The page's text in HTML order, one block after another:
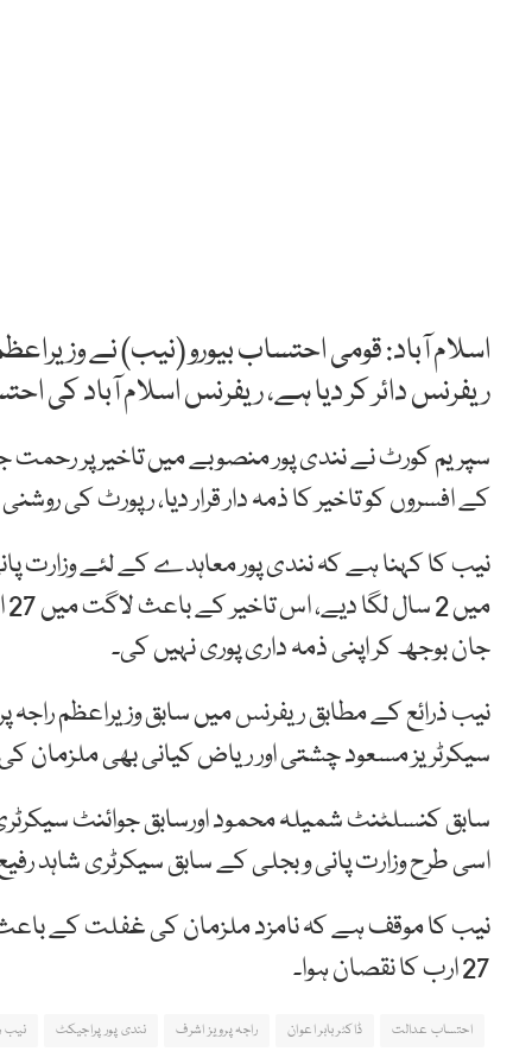
اسلام آباد: قومی احتساب بیورو (نیب) نے
ریفرنس دائر کر دیا ہے، ریفرنس اسلام آباد کی
سپریم کورٹ نے نندی پور منصوبے میں تاخیر پر
کے افسروں کو تاخیر کا ذمہ دار قرار دیا، رپورٹ کی
نیب کا کہنا ہے کہ نندی پور معاہدے کے لئے وزارت
جان بوجھ کر اپنی ذمہ داری پوری نہیں کی۔
نیب ذرائع کے مطابق ریفرنس میں سابق وزیراعظم راجہ
سیکرٹریز مسعود چشتی اور ریاض کیانی بھی ملزمان
سابق کنسلٹنٹ شمیلہ محمود اورسابق جوائنٹ
اسی طرح وزارت پانی و بجلی کے سابق سیکرٹری شاہد
نیب کا موقف ہے کہ نامزد ملزمان کی غفلت کے
27 ارب کا نقصان ہوا۔
احتساب عدالت ڈاکٹر بابر اعوان راجہ پرویز اشرف نندی پور پراجیکٹ نیب